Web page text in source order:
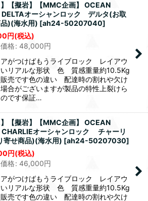
】【擬岩】【MMC企画】 OCEAN
オーシャンロック デルタ(お取
品)(海水用) [ah24-50207040]
円(税込)
格: 48,000円
がつけばもうライブロック レイアウ
いリアルな形状 色 質感重量約10.5Kg
売です色の違い 配達時の割れや欠け
合がございますが製品の特性上裂けら
です保証…
】【擬岩】【MMC企画】 OCEAN
オーシャンロック チャーリ
寄せ商品)(海水用) [ah24-50207030]
円(税込)
格: 46,000円
がつけばもうライブロック レイアウ
いリアルな形状 色 質感重量約10.5Kg
売です色の違い 配達時の割れや欠け